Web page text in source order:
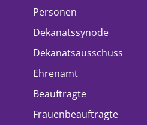
Personen
Dekanatssynode
Dekanatsausschuss
Ehrenamt
Beauftragte
Frauenbeauftragte